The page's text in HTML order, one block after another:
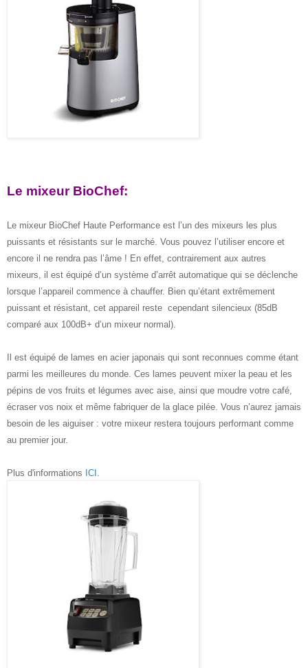
Le mixeur BioChef:
Le mixeur BioChef Haute Performance est l’un des mixeurs les plus
puissants et résistants sur le marché. Vous pouvez l’utiliser encore et
encore il ne rendra pas l’âme ! En effet, contrairement aux autres
mixeurs, il est équipé d’un système d’arrêt automatique qui se déclenche
lorsque l’appareil commence à chauffer. Bien qu’étant extrêmement
puissant et résistant, cet appareil reste cependant silencieux (85dB
comparé aux 100dB+ d’un mixeur normal).
Il est équipé de lames en acier japonais qui sont reconnues comme étant
parmi les meilleures du monde. Ces lames peuvent mixer la peau et les
pépins de vos fruits et légumes avec aise, ainsi que moudre votre café,
écraser vos noix et même fabriquer de la glace pilée. Vous n’aurez jamais
besoin de les aiguiser : votre mixeur restera toujours performant comme
au premier jour.
Plus d'informations ICI.